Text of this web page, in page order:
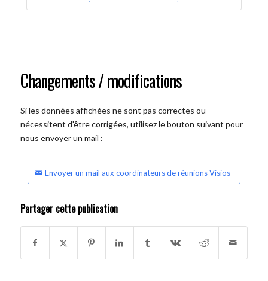
Changements / modifications
Si les données affichées ne sont pas correctes ou
nécessitent d'être corrigées, utilisez le bouton suivant pour
nous envoyer un mail :
Envoyer un mail aux coordinateurs de réunions Visios
Partager cette publication